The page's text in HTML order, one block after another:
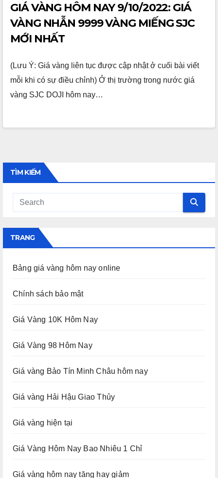
GIÁ VÀNG HÔM NAY 9/10/2022: GIÁ
VÀNG NHẪN 9999 VÀNG MIẾNG SJC
MỚI NHẤT
(Lưu Ý: Giá vàng liên tục được cập nhật ở cuối bài viết
mỗi khi có sự điều chỉnh) Ở thị trường trong nước giá
vàng SJC DOJI hôm nay…
TÌM KIẾM
TRANG
Bảng giá vàng hôm nay online
Chính sách bảo mật
Giá Vàng 10K Hôm Nay
Giá Vàng 98 Hôm Nay
Giá vàng Bảo Tín Minh Châu hôm nay
Giá vàng Hải Hậu Giao Thủy
Giá vàng hiện tại
Giá Vàng Hôm Nay Bao Nhiêu 1 Chỉ
Giá vàng hôm nay tăng hay giảm